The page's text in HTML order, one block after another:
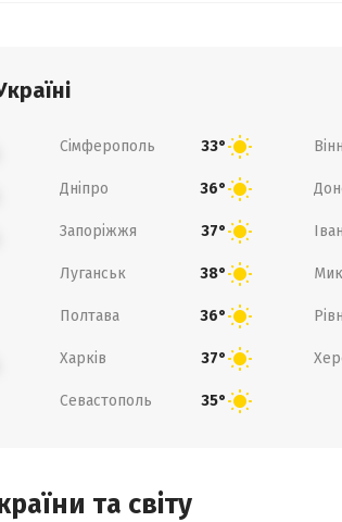
Сімферополь 33°
Дніпро 36°
Запоріжжя 37°
Луганськ 38°
Полтава 36°
Харків 37°
Севастополь 35°
та світу